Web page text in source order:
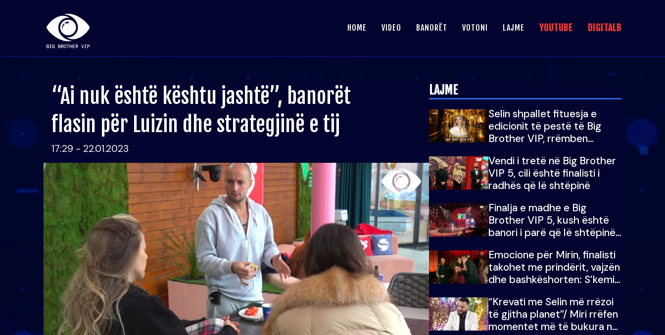
HOME VIDEO BANORËT VOTONI LAJME YOUTUBE DIGITALB
“Ai nuk është kështu jashtë”, banorët
flasin për Luizin dhe strategjinë e tij
17:29 - 22.01.2023
LAJME
Selin shpallet fituesja e
edicionit të pestë të Big
Brother VIP, rrëmben
mijë eurosh
Vendi i tretë në Big Brother
VIP 5, cili është finalisti i
radhës që lë shtëpinë
Finalja e madhe e Big
Brother VIP 5, kush është
banori i parë që lë shtëpinë
fituar çmimin e madh
Emocione për Mirin, finalisti
takohet me prindërit, vajzën
dhe bashkëshorten: S’kemi
“Krevati me Selin më rrëzoi
të gjitha planet”/ Miri rrëfen
momentet më të bukura në